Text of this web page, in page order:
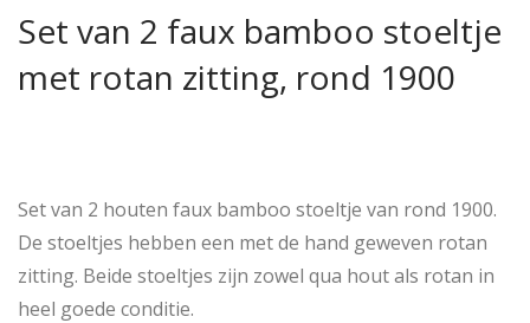
Set van 2 faux bamboo stoeltje
met rotan zitting, rond 1900
Set van 2 houten faux bamboo stoeltje van rond 1900.
De stoeltjes hebben een met de hand geweven rotan
zitting. Beide stoeltjes zijn zowel qua hout als rotan in
heel goede conditie.